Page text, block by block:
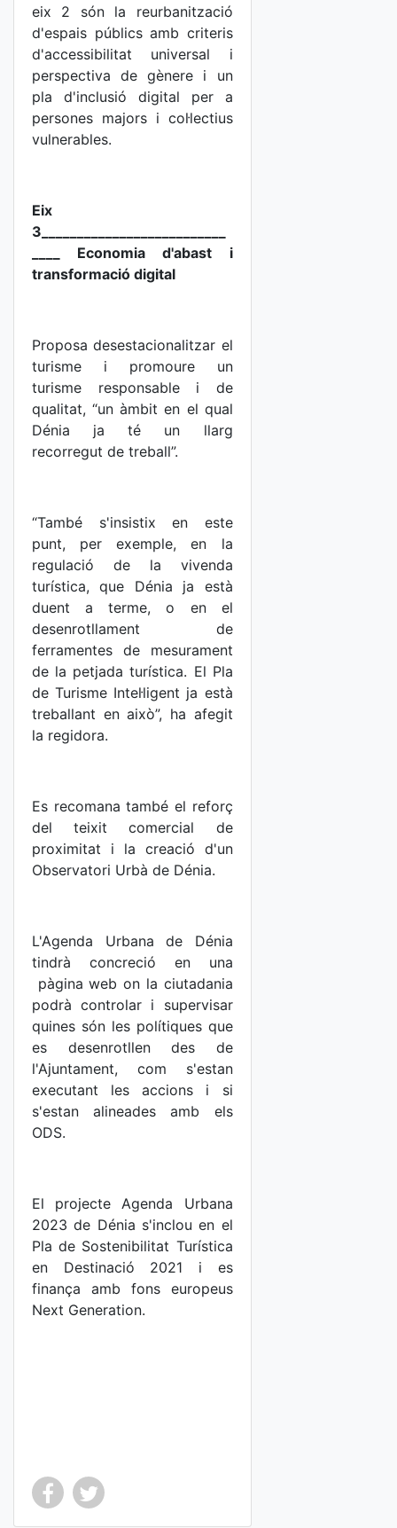
eix 2 són la reurbanització
d'espais públics amb criteris
d'accessibilitat universal i
perspectiva de gènere i un
pla d'inclusió digital per a
persones majors i col·lectius
vulnerables.
Eix
3__________________________
____ Economia d'abast i
transformació digital
Proposa desestacionalitzar el
turisme i promoure un
turisme responsable i de
qualitat, “un àmbit en el qual
Dénia ja té un llarg
recorregut de treball”.
“També s'insistix en este
punt, per exemple, en la
regulació de la vivenda
turística, que Dénia ja està
duent a terme, o en el
desenrotllament de
ferramentes de mesurament
de la petjada turística. El Pla
de Turisme Intel·ligent ja està
treballant en això”, ha afegit
la regidora.
Es recomana també el reforç
del teixit comercial de
proximitat i la creació d'un
Observatori Urbà de Dénia.
L'Agenda Urbana de Dénia
tindrà concreció en una
pàgina web on la ciutadania
podrà controlar i supervisar
quines són les polítiques que
es desenrotllen des de
l'Ajuntament, com s'estan
executant les accions i si
s'estan alineades amb els
ODS.
El projecte Agenda Urbana
2023 de Dénia s'inclou en el
Pla de Sostenibilitat Turística
en Destinació 2021 i es
finança amb fons europeus
Next Generation.